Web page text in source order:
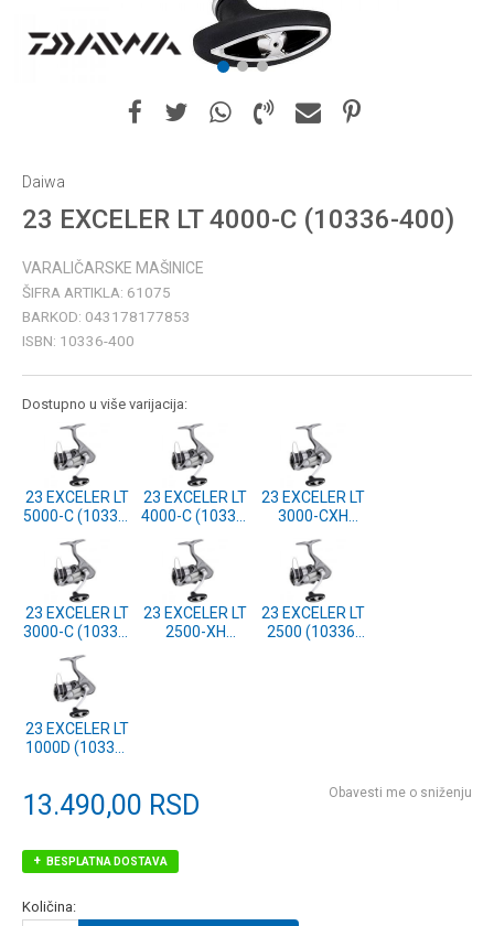
1 2 3
Daiwa
23 EXCELER LT 4000-C (10336-400)
VARALIČARSKE MAŠINICE
ŠIFRA ARTIKLA: 61075
BARKOD: 043178177853
ISBN: 10336-400
Dostupno u više varijacija:
23 EXCELER LT
5000-C (10336-
23 EXCELER LT
4000-C (10336-
23 EXCELER LT
3000-CXH
23 EXCELER LT
3000-C (10336-
23 EXCELER LT
2500-XH
23 EXCELER LT
2500 (10336-
23 EXCELER LT
1000D (10336-
13.490,00 RSD Obavesti me o sniženju
BESPLATNA DOSTAVA
Količina: